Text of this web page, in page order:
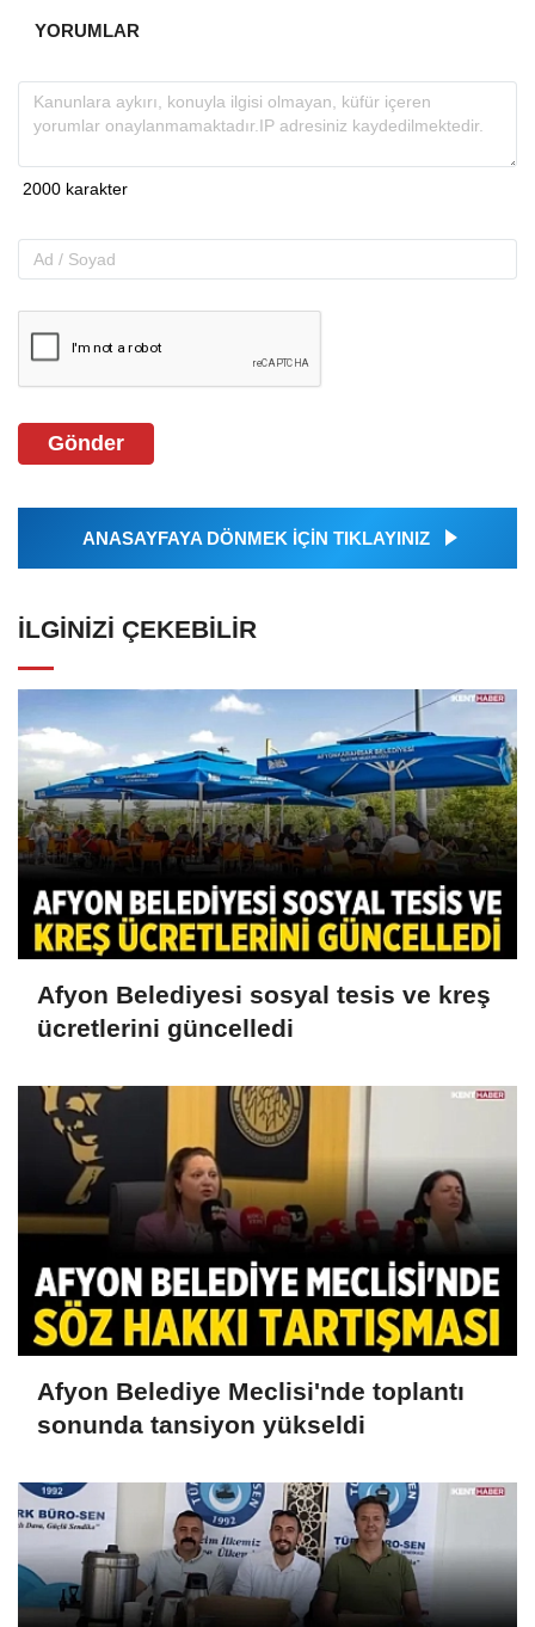
YORUMLAR
Gönder
ANASAYFAYA DÖNMEK İÇİN TIKLAYINIZ
İLGINIZI ÇEKEBILIR
Afyon Belediyesi sosyal tesis ve kreş
ücretlerini güncelledi
Afyon Belediye Meclisi'nde toplantı
sonunda tansiyon yükseldi